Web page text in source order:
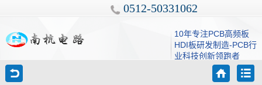
0512-50331062
10年专注PCB高频板
HDI板研发制造-PCB行
业科技创新领跑者